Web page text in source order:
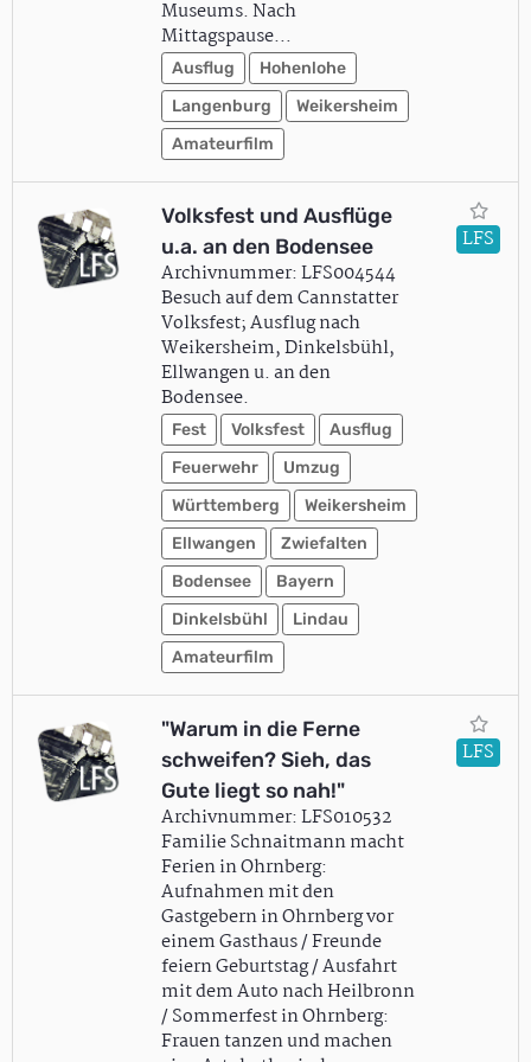
Museums. Nach
Mittagspause…
Ausflug
Hohenlohe
Langenburg
Weikersheim
Amateurfilm
Volksfest und Ausflüge
u.a. an den Bodensee
Archivnummer: LFS004544
Besuch auf dem Cannstatter
Volksfest; Ausflug nach
Weikersheim, Dinkelsbühl,
Ellwangen u. an den
Bodensee.
Fest Volksfest
Ausflug
Feuerwehr
Umzug
Württemberg
Weikersheim
Ellwangen
Zwiefalten
Bodensee
Bayern
Dinkelsbühl
Lindau
Amateurfilm
LFS
"Warum in die Ferne
schweifen? Sieh, das
Gute liegt so nah!"
Archivnummer: LFS010532
Familie Schnaitmann macht
Ferien in Ohrnberg:
Aufnahmen mit den
Gastgebern in Ohrnberg vor
einem Gasthaus / Freunde
feiern Geburtstag / Ausfahrt
mit dem Auto nach Heilbronn
/ Sommerfest in Ohrnberg:
Frauen tanzen und machen
LFS